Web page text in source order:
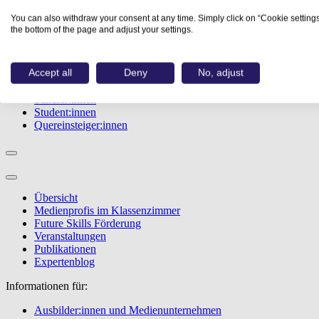
Studiengänge
Events
Berufstest
Informationen für:
Student:innen
Quereinsteiger:innen
Übersicht
Medienprofis im Klassenzimmer
Future Skills Förderung
Veranstaltungen
Publikationen
Expertenblog
Informationen für:
Ausbilder:innen und Medienunternehmen
You can also withdraw your consent at any time. Simply click on “Cookie
the bottom of the page and adjust your settings.
Accept all Deny No, adjust